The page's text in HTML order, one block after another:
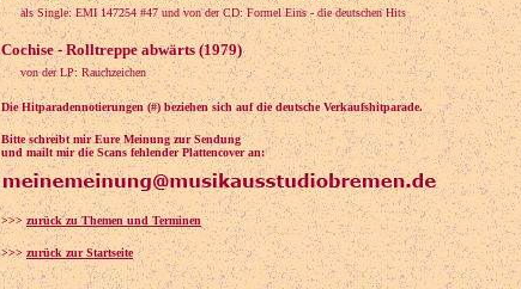
als Single: EMI 147254 #47 und von der CD: Formel Eins - die deutschen Hits
Cochise - Rolltreppe abwärts (1979)
von der LP: Rauchzeichen
Die Hitparadennotierungen (#) beziehen sich auf die deutsche Verkaufshitparade.
Bitte schreibt mir Eure Meinung zur Sendung
und mailt mir die Scans fehlender Plattencover an:
>>> zurück zu Themen und Terminen
>>>zurück zur Startseite